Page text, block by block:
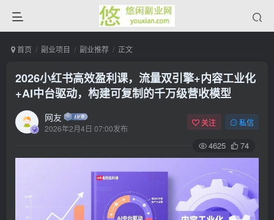
首页 副业项目 副业推荐 正文
2026小红书高效盈利课，流量双引擎+内容工业化
+AI中台驱动，构建可复制的千万级营收模型
网友
2026年2月4日 07:00发布
关注 私信
4625 74